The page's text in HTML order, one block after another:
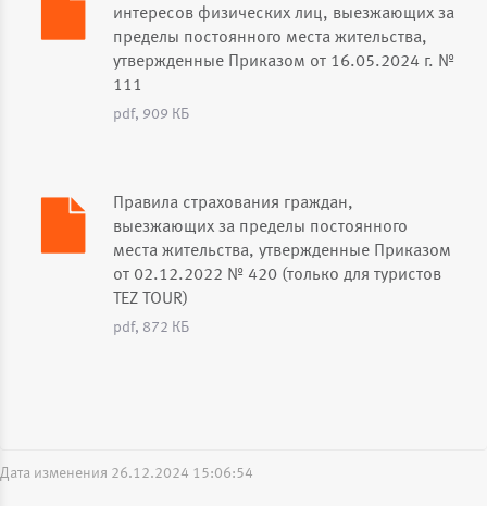
интересов физических лиц, выезжающих за
пределы постоянного места жительства,
утвержденные Приказом от 16.05.2024 г. №
111
pdf, 909 КБ
Правила страхования граждан,
выезжающих за пределы постоянного
места жительства, утвержденные Приказом
от 02.12.2022 № 420 (только для туристов
TEZ TOUR)
pdf, 872 КБ
Дата изменения 26.12.2024 15:06:54